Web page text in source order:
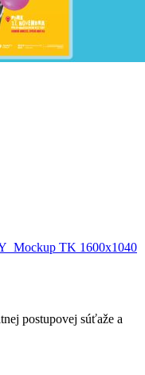
postupovej súťaže a